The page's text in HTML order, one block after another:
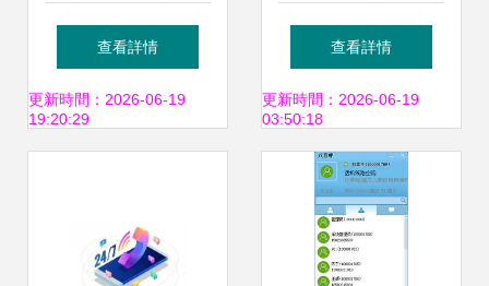
叫中心服務升級構
筑新質生產力
查看詳情
更新時間：2026-06-19
19:20:29
耳麥 生產力背后的
信任媒介
查看詳情
更新時間：2026-06-19
03:50:18